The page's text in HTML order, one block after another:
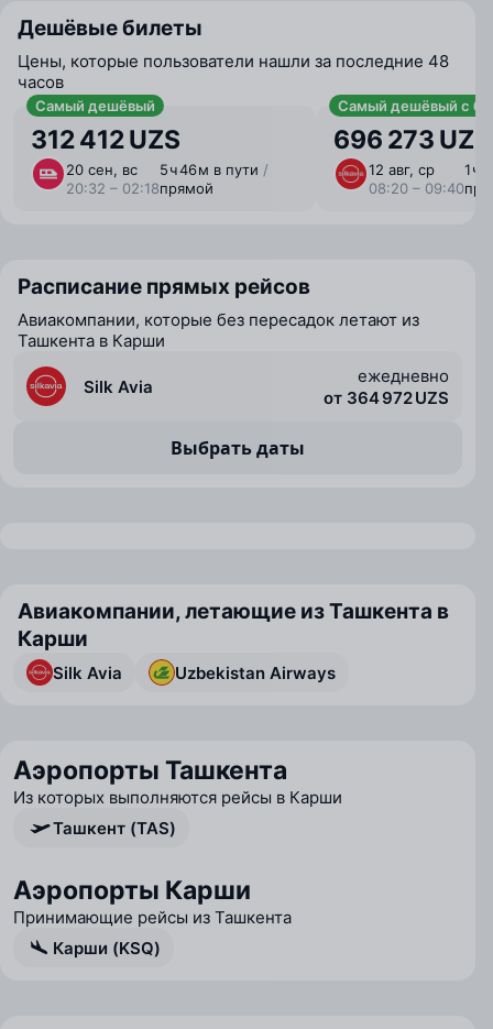
Дешёвые билеты
Цены, которые пользователи нашли за последние 48
часов
Самый дешёвый
312 412 UZS
20 сен, вс
20:32 – 02:18
5 ⁠ч 46 ⁠м в пути /
прямой
Самый дешёвый с
696 273 UZS
12 авг, ср
08:20 – 09:40
1 ⁠ч
Расписание прямых рейсов
Авиакомпании, которые без пересадок летают из
Ташкента в Карши
Silk Avia
ежедневно
от 364 972 UZS
Выбрать даты
Авиакомпании, летающие из Ташкента в
Карши
Silk Avia Uzbekistan Airways
Аэропорты Ташкента
Из которых выполняются рейсы в Карши
Ташкент (TAS)
Аэропорты Карши
Принимающие рейсы из Ташкента
Карши (KSQ)